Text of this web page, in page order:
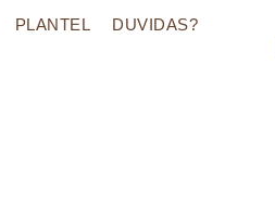
PLANTEL DUVIDAS?